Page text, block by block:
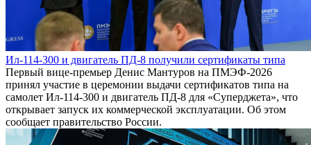
Ил-114-300 и двигатель ПД-8 получили сертификаты типа
Первый вице-премьер Денис Мантуров на ПМЭФ-2026
принял участие в церемонии выдачи сертификатов типа на
самолет Ил-114-300 и двигатель ПД-8 для «Суперджета», что
открывает запуск их коммерческой эксплуатации. Об этом
сообщает правительство России.